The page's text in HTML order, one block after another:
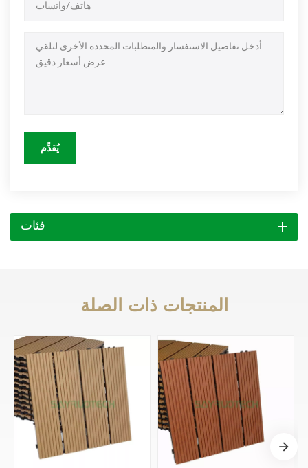
يُقدِّم
فئات
المنتجات ذات الصلة